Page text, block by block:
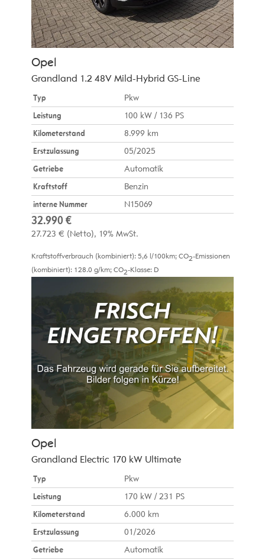
Opel
Grandland 1.2 48V Mild-Hybrid GS-Line
Typ
Pkw
Leistung
100 kW / 136 PS
Kilometerstand
8.999 km
Erstzulassung
05/2025
Getriebe
Automatik
Kraftstoff
Benzin
interne Nummer
N15069
32.990 €
27.723 € (Netto) 19% MwSt.
Kraftstoffverbrauch (kombiniert): 5,6 l/100km; CO2-Emissionen
(kombiniert): 128.0 g/km; CO2-Klasse: D
Opel
Grandland Electric 170 kW Ultimate
Typ
Pkw
Leistung
170 kW / 231 PS
Kilometerstand
6.000 km
Erstzulassung
01/2026
Getriebe
Automatik